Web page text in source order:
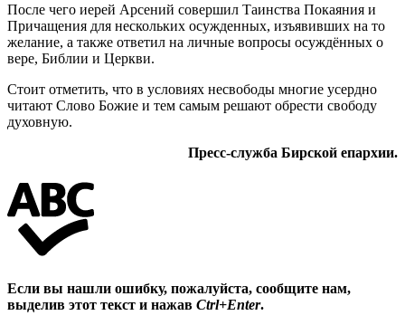
После чего иерей Арсений совершил Таинства Покаяния и
Причащения для нескольких осужденных, изъявивших на то
желание, а также ответил на личные вопросы осуждённых о
вере, Библии и Церкви.
Стоит отметить, что в условиях несвободы многие усердно
читают Слово Божие и тем самым решают обрести свободу
духовную.
Пресс-служба Бирской епархии.
Если вы нашли ошибку, пожалуйста, сообщите нам,
выделив этот текст и нажав Ctrl+Enter.